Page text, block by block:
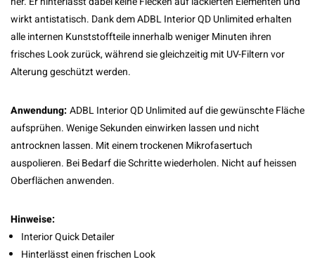
wirkt antistatisch. Dank dem ADBL Interior QD Unlimited erhalten
alle internen Kunststoffteile innerhalb weniger Minuten ihren
frisches Look zurück, während sie gleichzeitig mit UV-Filtern vor
Alterung geschützt werden.
Anwendung:ADBL Interior QD Unlimited auf die gewünschte Fläche
aufsprühen. Wenige Sekunden einwirken lassen und nicht
antrocknen lassen. Mit einem trockenen Mikrofasertuch
auspolieren. Bei Bedarf die Schritte wiederholen. Nicht auf heissen
Oberflächen anwenden.
Hinweise:
Interior Quick Detailer
Hinterlässt einen frischen Look